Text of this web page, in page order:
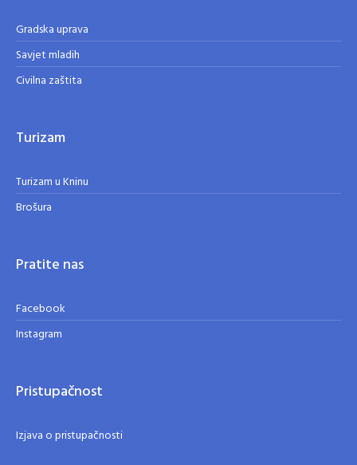
Gradska uprava
Savjet mladih
Civilna zaštita
Turizam
Turizam u Kninu
Brošura
Pratite nas
Facebook
Instagram
Pristupačnost
Izjava o pristupačnosti